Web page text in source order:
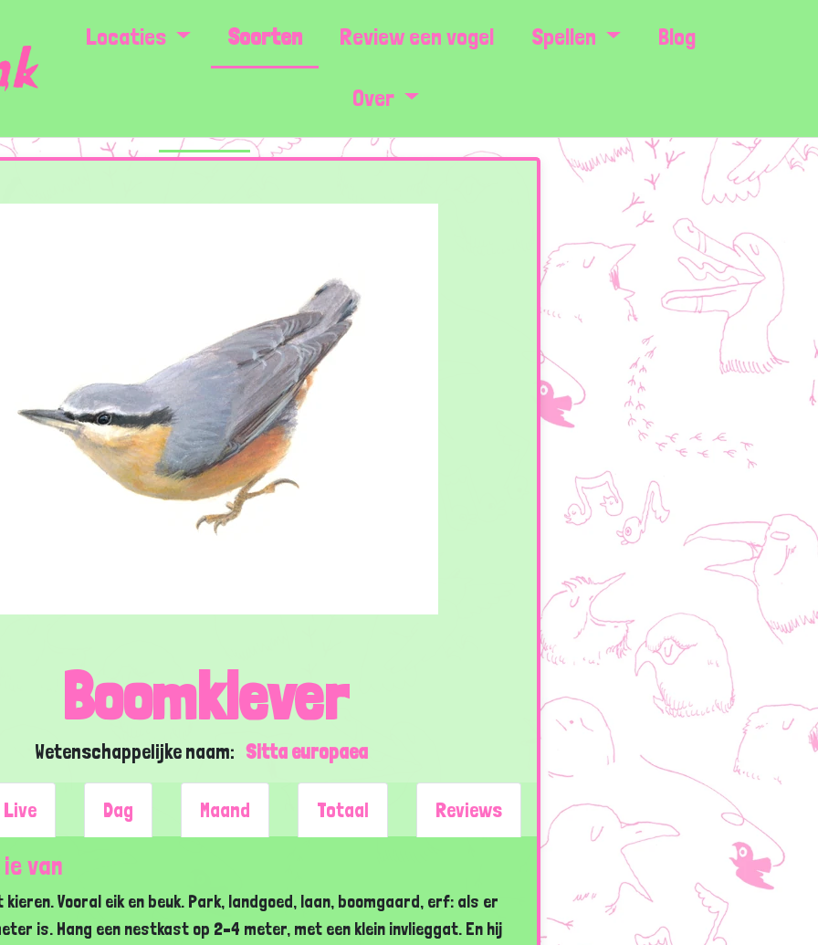
Locaties Soorten Review een vogel Spellen Blog
Over
Boomklever
Wetenschappelijke naam: Sitta europaea
Live Dag Maand Totaal Reviews
van
kieren. Vooral eik en beuk. Park, landgoed, laan, boomgaard, erf: als er
is. Hang een nestkast op 2–4 meter, met een klein invlieggat. En hij